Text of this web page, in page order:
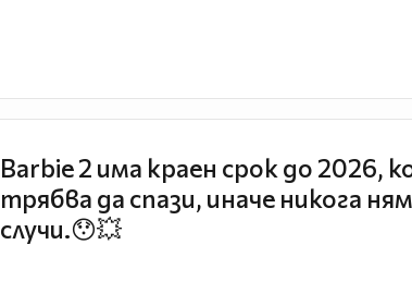
Barbie 2 има краен срок до 2026,
трябва да спази, иначе никога
случи.😯💥